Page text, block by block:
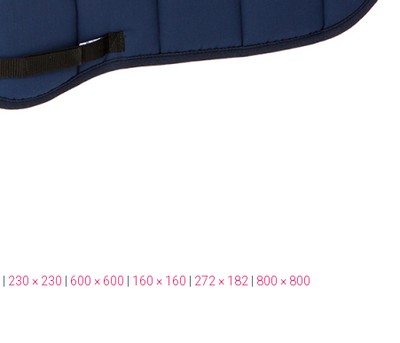
230 × 230 600 × 600 160 × 160 272 × 182 800 × 800